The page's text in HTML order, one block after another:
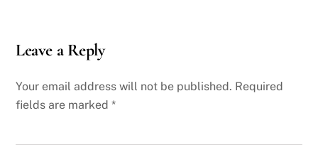
Leave a Reply
Your email address will not be published. Required
fields are marked*